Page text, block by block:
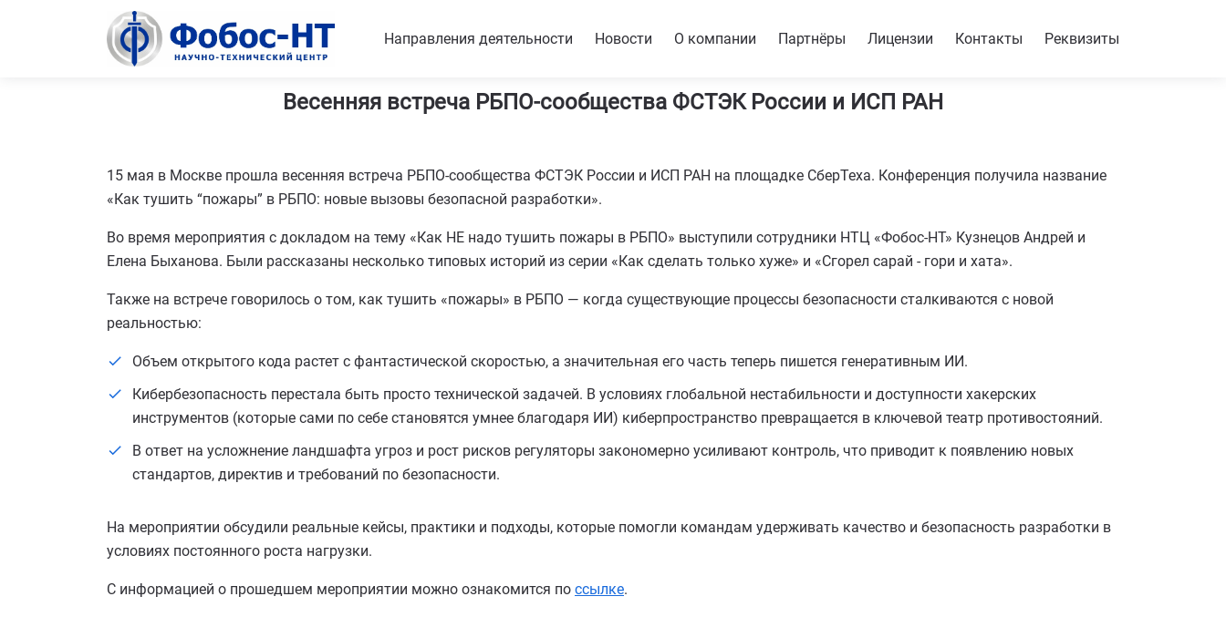
Направления деятельности Новости О компании Партнёры Лицензии Контакты Реквизиты
Весенняя встреча РБПО-сообщества ФСТЭК России и ИСП РАН
15 мая в Москве прошла весенняя встреча РБПО-сообщества ФСТЭК России и ИСП РАН на площадке СберТеха. Конференция получила название
«Как тушить “пожары” в РБПО: новые вызовы безопасной разработки».
Во время мероприятия с докладом на тему «Как НЕ надо тушить пожары в РБПО» выступили сотрудники НТЦ «Фобос-НТ» Кузнецов Андрей и
Елена Быханова. Были рассказаны несколько типовых историй из серии «Как сделать только хуже» и «Сгорел сарай - гори и хата».
Также на встрече говорилось о том, как тушить «пожары» в РБПО — когда существующие процессы безопасности сталкиваются с новой
реальностью:
Объем открытого кода растет с фантастической скоростью, а значительная его часть теперь пишется генеративным ИИ.
Кибербезопасность перестала быть просто технической задачей. В условиях глобальной нестабильности и доступности хакерских
инструментов (которые сами по себе становятся умнее благодаря ИИ) киберпространство превращается в ключевой театр противостояний.
В ответ на усложнение ландшафта угроз и рост рисков регуляторы закономерно усиливают контроль, что приводит к появлению новых
стандартов, директив и требований по безопасности.
На мероприятии обсудили реальные кейсы, практики и подходы, которые помогли командам удерживать качество и безопасность разработки в
условиях постоянного роста нагрузки.
С информацией о прошедшем мероприятии можно ознакомится по ссылке.